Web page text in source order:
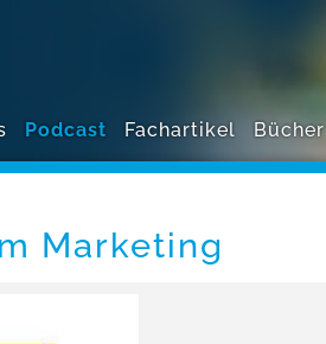
Podcast Fachartikel Bücher
Marketing